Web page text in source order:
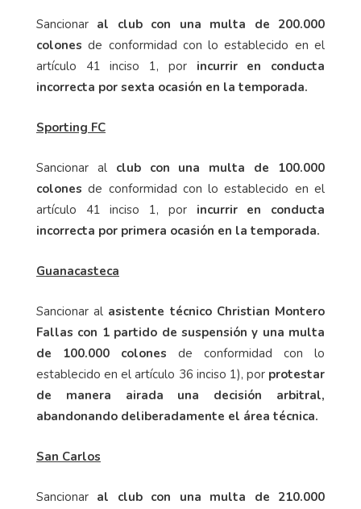
Sancionar al club con una multa de 200.000
colones de conformidad con lo establecido en el
artículo 41 inciso 1, por incurrir en conducta
incorrecta por sexta ocasión en la temporada.
Sporting FC
Sancionar alclub con una multa de 100.000
colones de conformidad con lo establecido en el
artículo 41 inciso 1, por incurrir en conducta
incorrecta por primera ocasión en la temporada.
Guanacasteca
Sancionar al asistente técnico Christian Montero
Fallas con 1 partido de suspensión y una multa
de 100.000 colones de conformidad con lo
establecido en el artículo 36 inciso 1), por protestar
de manera airada una decisión arbitral,
abandonando deliberadamente el área técnica.
San Carlos
Sancionar al club con una multa de 210.000